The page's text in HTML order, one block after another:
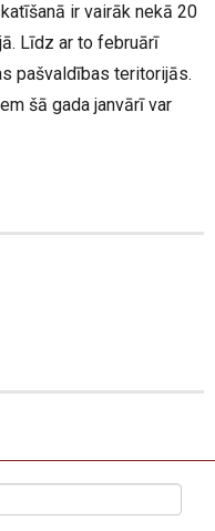
ir vairāk nekā 20
Līdz ar to februārī
pašvaldības teritorijās.
šā gada janvārī var